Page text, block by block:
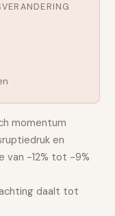
momentum
en
van -12% tot -9%
daalt tot